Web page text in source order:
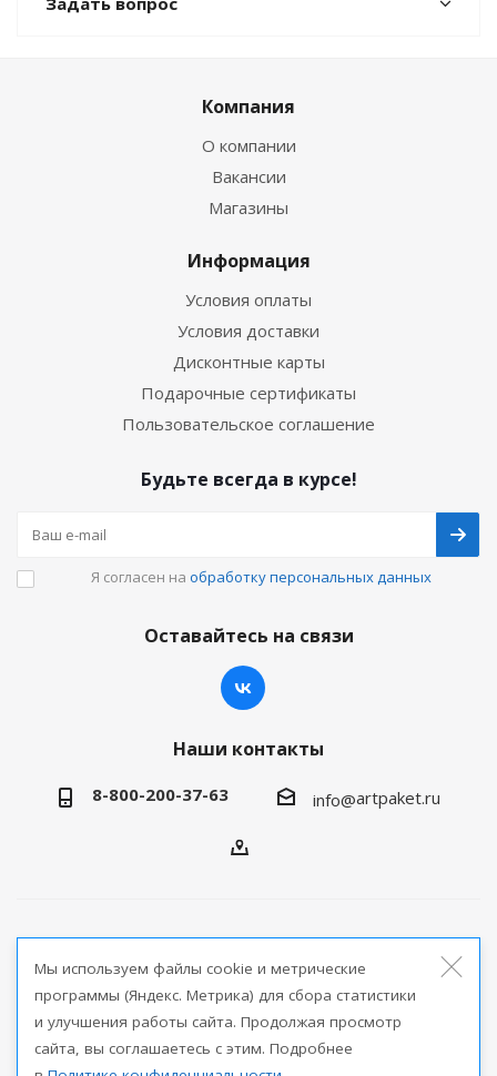
Компания
О компании
Вакансии
Магазины
Информация
Условия оплаты
Условия доставки
Дисконтные карты
Подарочные сертификаты
Пользовательское соглашение
Будьте всегда в курсе!
Я согласен на обработку персональных данных
Оставайтесь на связи
Наши контакты
8-800-200-37-63 info@artpaket.ru
продукции
Версия для печати
Мы используем файлы cookie и метрические
программы (Яндекс. Метрика) для сбора статистики
и улучшения работы сайта. Продолжая просмотр
сайта, вы соглашаетесь с этим. Подробнее